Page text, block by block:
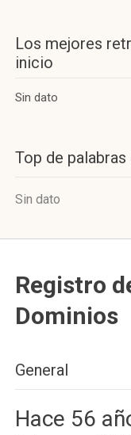
Los mejores
inicio
Sin dato
Top de palabras
Sin dato
Registro
Dominios
General
Hace 56